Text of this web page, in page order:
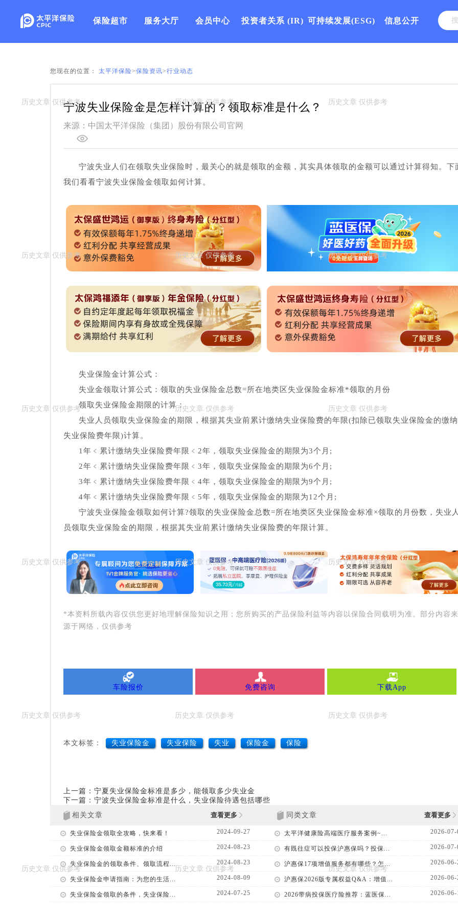
保险超市 服务大厅 会员中心 投资者关系 (IR) 可持续发展(ESG) 信息公开
您现在的位置： 太平洋保险>保险资讯>行业动态
宁波失业保险金是怎样计算的？领取标准是什么？
来源：中国太平洋保险（集团）股份有限公司官网
宁波失业人们在领取失业保险时，最关心的就是领取的金额，其实具体领取的金额可以通过计算得知。下
我们看看宁波失业保险金领取如何计算。
失业保险金计算公式：
失业金领取计算公式：领取的失业保险金总数=所在地类区失业保险金标准*领取的月份
领取失业保险金期限的计算：
失业人员领取失业保险金的期限，根据其失业前累计缴纳失业保险费的年限(扣除已领取失业保险金的缴纳
失业保险费年限)计算。
1年﹤累计缴纳失业保险费年限﹤2年，领取失业保险金的期限为3个月;
2年﹤累计缴纳失业保险费年限﹤3年，领取失业保险金的期限为6个月;
3年﹤累计缴纳失业保险费年限﹤4年，领取失业保险金的期限为9个月;
4年﹤累计缴纳失业保险费年限﹤5年，领取失业保险金的期限为12个月;
宁波失业保险金领取如何计算?领取的失业保险金总数=所在地类区失业保险金标准×领取的月份数，失业
员领取失业保险金的期限，根据其失业前累计缴纳失业保险费的年限计算。
*本资料所载內容仅供您更好地理解保险知识之用；您所购买的产品保险利益等内容以保险合同载明为准。部分内容来
源于网络，仅供参考
车险报价 免费咨询 下载App
本文标签： 失业保险金 失业保险 失业 保险金 保险
上一篇：宁夏失业保险金标准是多少，能领取多少失业金
下一篇：宁波失业保险金标准是什么，失业保险待遇包括哪些
相关文章
查看更多
失业保险金领取全攻略，快来看！ 2024-09-27
失业保险金领取金额标准的介绍 2024-08-23
失业保险金的领取条件、领取流程... 2024-08-23
失业保险金申请指南：为您的生活... 2024-08-09
失业保险金领取的条件，失业保险... 2024-07-25
同类文章 查看更多
太平洋健康险高端医疗服务案例~... 2026-07-
有既往症可以投保沪惠保吗？投保... 2026-07-
沪惠保17项增值服务都有哪些？怎... 2026-06-
沪惠保2026版专属权益Q&A：增值... 2026-06-
2026带病投保医疗险推荐：蓝医保... 2026-06-